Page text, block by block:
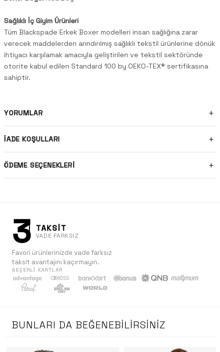
Sağlıklı İç Giyim Ürünleri
Tüm Blackspade Erkek Boxer modelleri insan sağlığına zarar
verecek maddelerden arındırılmış sağlıklı tekstil ürünlerine dönük
ihtiyacı karşılamak amacıyla geliştirilen ve tekstil sektöründe
otorite kabul edilen Standard 100 by OEKO-TEX® sertifikasına
sahiptir.
YORUMLAR
İADE KOŞULLARI
ÖDEME SEÇENEKLERI
3 TAKSİT
VADE FARKSIZ
Favori ürünlerinizde vade farksız
taksit avantajını kaçırmayın.
GEÇERLI KARTLAR
BUNLARI DA BEĞENEBILIRSINIZ